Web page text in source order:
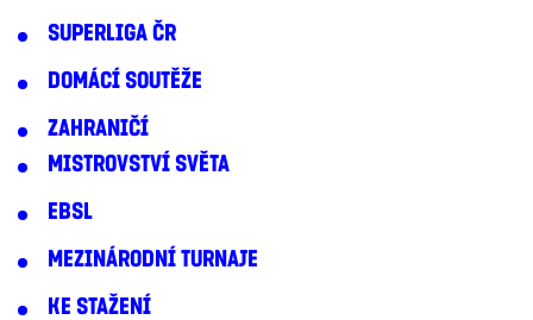
SUPERLIGA ČR
DOMÁCÍ SOUTĚŽE
ZAHRANIČÍ
MISTROVSTVÍ SVĚTA
EBSL
MEZINÁRODNÍ TURNAJE
KE STAŽENÍ